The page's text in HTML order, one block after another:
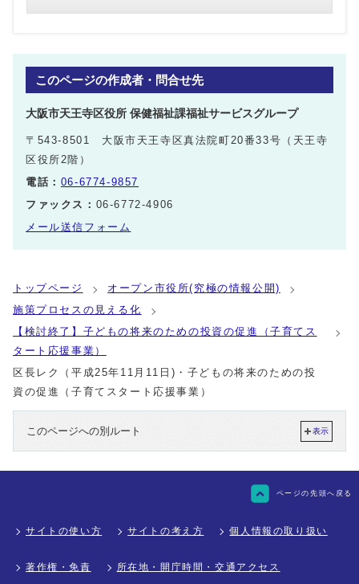
このページの作成者・問合せ先
大阪市天王寺区役所 保健福祉課福祉サービスグループ
〒543-8501 大阪市天王寺区真法院町20番33号（天王寺
区役所2階）
電話： 06-6774-9857
ファックス： 06-6772-4906
メール送信フォーム
トップページ
オープン市役所(究極の情報公開)
施策プロセスの見える化
【検討終了】子どもの将来のための投資の促進（子育てス
タート応援事業）
区長レク（平成25年11月11日)・子どもの将来のための投
資の促進（子育てスタート応援事業）
このページへの別ルート 表示
ページの先頭へ戻る
サイトの使い方 サイトの考え方 個人情報の取り扱い
著作権・免責 所在地・開庁時間・交通アクセス